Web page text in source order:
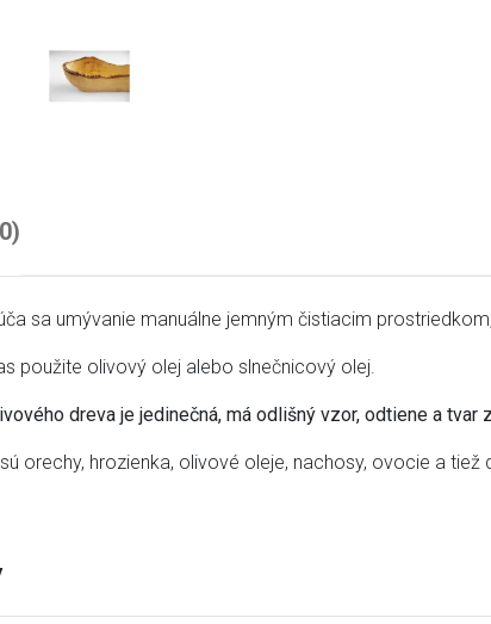
sa umývanie manuálne jemným čistiacim
použite olivový olej alebo slnečnicový olej.
dreva je jedinečná, má odlišný vzor, odtiene a tvar
orechy, hrozienka, olivové oleje, nachosy, ovocie a